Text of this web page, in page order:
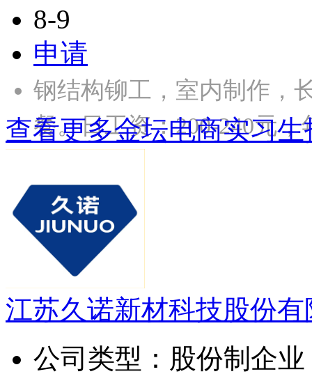
8-9
申请
钢结构铆工，室内制作，
餐。日工资：200-240元
查看更多金坛电商实习
江苏久诺新材科技股份有
公司类型： 股份制企业